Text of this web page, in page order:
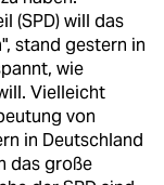
(SPD) will das
stand gestern in
wie
Vielleicht
von
in Deutschland
das große